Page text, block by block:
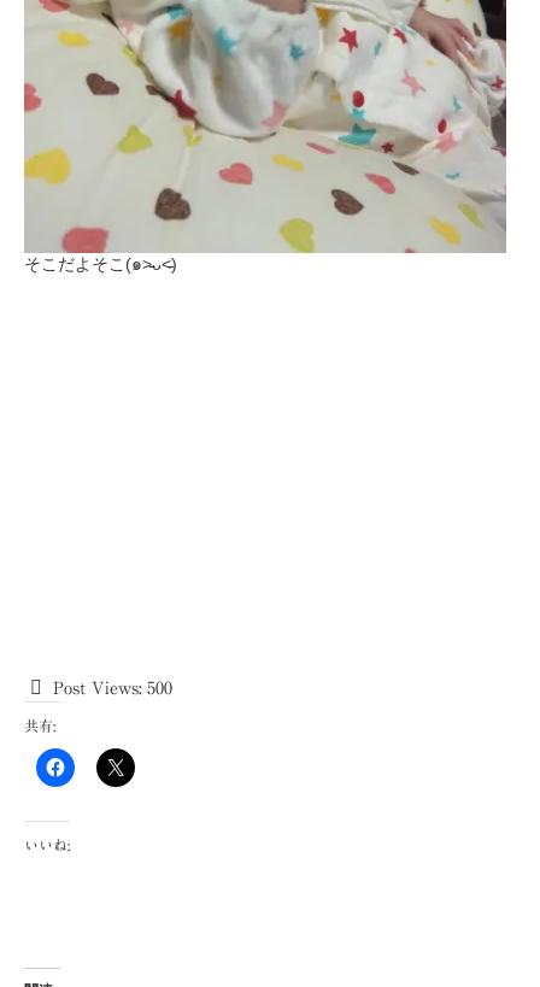
そこだよそこ(๑˃̵ᴗ˂̵)
Post Views: 500
共有:
いいね: